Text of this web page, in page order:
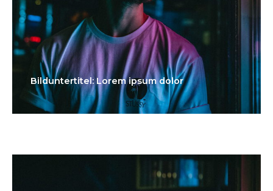
Bilduntertitel: Lorem ipsum dolor